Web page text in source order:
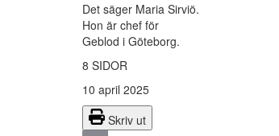
Det säger Maria Sirviö.
Hon är chef för
Geblod i Göteborg.
8 SIDOR
10 april 2025
Skriv ut